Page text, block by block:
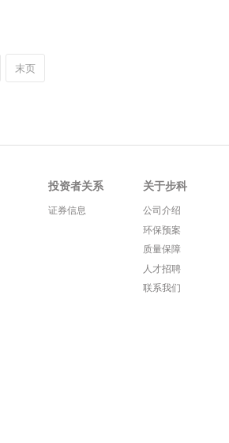
末页
投资者关系
证券信息
关于步科
公司介绍
环保预案
质量保障
人才招聘
联系我们